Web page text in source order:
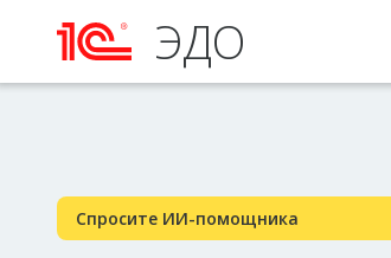
ЭДО
Спросите ИИ-помощника